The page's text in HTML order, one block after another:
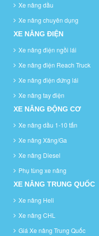
Xe nâng dầu
Xe nâng chuyên dụng
XE NÂNG ĐIỆN
Xe nâng điện ngồi lái
Xe nâng điện Reach Truck
Xe nâng điện đứng lái
Xe nâng tay điện
XE NÂNG ĐỘNG CƠ
Xe nâng dầu 1-10 tấn
Xe nâng Xăng/Ga
Xe nâng Diesel
Phụ tùng xe nâng
XE NÂNG TRUNG QUỐC
Xe nâng Heli
Xe nâng CHL
Giá Xe nâng Trung Quốc